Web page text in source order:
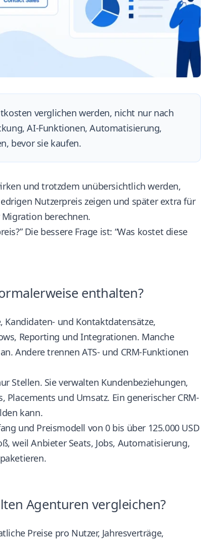
verglichen werden, nicht nur nach
AI-Funktionen, Automatisierung,
bevor sie kaufen.
und trotzdem unübersichtlich werden,
Nutzerpreis zeigen und später extra für
berechnen.
Die bessere Frage ist: “Was kostet diese
enthalten?
Kandidaten- und Kontaktdatensätze,
Reporting und Integrationen. Manche
Andere trennen ATS- und CRM-Funktionen
Stellen. Sie verwalten Kundenbeziehungen,
und Umsatz. Ein generischer CRM-
kann.
und Preismodell von 0 bis über 125.000 USD
weil Anbieter Seats, Jobs, Automatisierung,
Agenturen vergleichen?
Preise pro Nutzer, Jahresverträge,